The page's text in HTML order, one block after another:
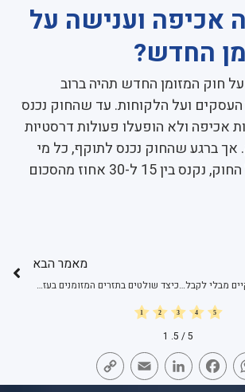
אכיפה וענישה על
החדש?
חוק המזומן החדש תהיה ברוב
ועל הלקוחות. עד שהחוק נכנס
אכיפה ולא הופעלו פעולות דרסטיות
אך ברגע שהחוק נכנס לתוקף, כל מי
שעבר או עובר על החוק, נקנס בין 15 ל-30 אחוז מהסכום
האם עסק יכול להתקיים מבלי לקבל צ'קים?
מאמר הבא
כיצד שולטים בתזרים המזומנים בעזרת ניכיון שיקים?
5
/ 5.
1
WhatsApp
Facebook
LinkedIn
Email
Link